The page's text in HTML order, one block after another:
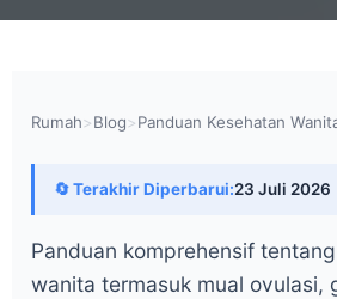
Rumah>Blog>Panduan Kesehatan
🔄 Terakhir Diperbarui:23 Juli 2026
Panduan komprehensif
wanita termasuk mual ovulasi,